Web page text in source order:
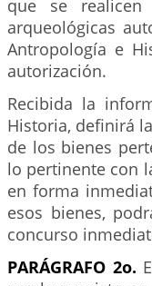
que se
arqueológicas
Antropología e
autorización.
Recibida la
Historia, definirá
de los bienes
lo pertinente con
en forma
esos bienes,
concurso
PARÁGRAFO 2o.